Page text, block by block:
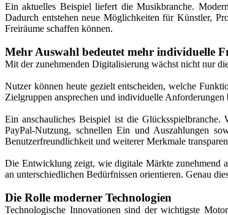
Ein aktuelles Beispiel liefert die Musikbranche.
Dadurch entstehen neue Möglichkeiten für Künstler,
Freiräume schaffen können.
Mehr Auswahl bedeutet mehr individuelle
Mit der zunehmenden Digitalisierung wächst nicht nur
Nutzer können heute gezielt entscheiden, welche
Zielgruppen ansprechen und individuelle Anforderungen
Ein anschauliches Beispiel ist die Glücksspielbranche.
PayPal-Nutzung, schnellen Ein und Auszahlungen
Benutzerfreundlichkeit und weiterer Merkmale
Die Entwicklung zeigt, wie digitale Märkte zunehmend
an unterschiedlichen Bedürfnissen orientieren. Genau
Die Rolle moderner Technologien
Technologische Innovationen sind der wichtigste